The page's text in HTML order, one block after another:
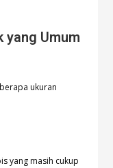
yang Umum
ukuran
yang masih cukup